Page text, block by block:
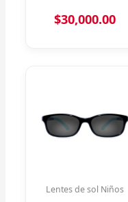
$30,000.00
Lentes de sol Niños